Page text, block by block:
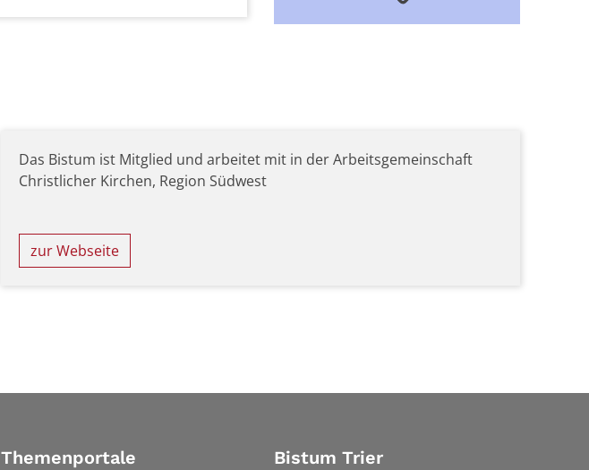
Das Bistum ist Mitglied und arbeitet mit in der Arbeitsgemeinschaft
Christlicher Kirchen, Region Südwest
zur Webseite
Themenportale Bistum Trier